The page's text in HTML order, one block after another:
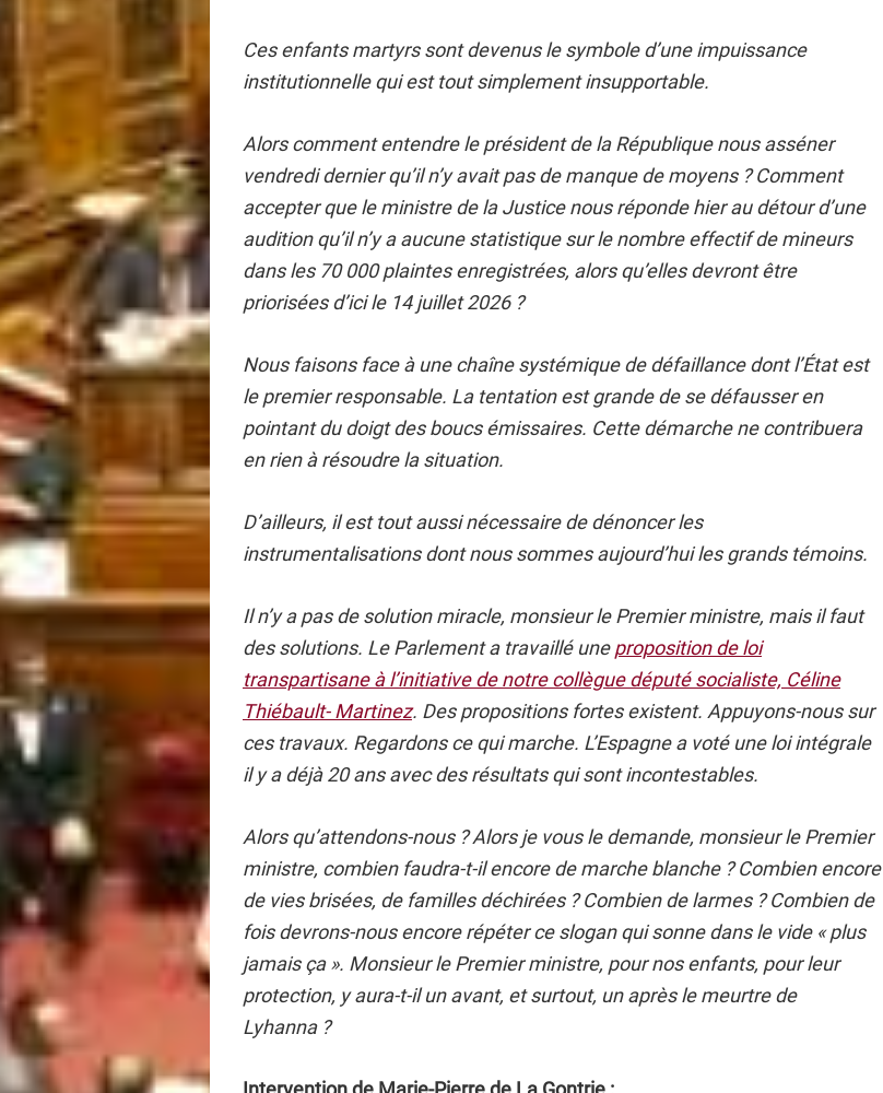
Ces enfants martyrs sont devenus le symbole d’une impuissance
institutionnelle qui est tout simplement insupportable.
Alors comment entendre le président de la République nous asséner
vendredi dernier qu’il n’y avait pas de manque de moyens ? Comment
accepter que le ministre de la Justice nous réponde hier au détour d’une
audition qu’il n’y a aucune statistique sur le nombre effectif de mineurs
dans les 70 000 plaintes enregistrées, alors qu’elles devront être
priorisées d’ici le 14 juillet 2026 ?
Nous faisons face à une chaîne systémique de défaillance dont l’État est
le premier responsable. La tentation est grande de se défausser en
pointant du doigt des boucs émissaires. Cette démarche ne contribuera
en rien à résoudre la situation.
D’ailleurs, il est tout aussi nécessaire de dénoncer les
instrumentalisations dont nous sommes aujourd’hui les grands témoins.
Il n’y a pas de solution miracle, monsieur le Premier ministre, mais il faut
des solutions. Le Parlement a travaillé uneproposition de loi
transpartisane à l’initiative de notre collègue député socialiste, Céline
Thiébault- Martinez. Des propositions fortes existent. Appuyons-nous sur
ces travaux. Regardons ce qui marche. L’Espagne a voté une loi intégrale
il y a déjà 20 ans avec des résultats qui sont incontestables.
Alors qu’attendons-nous ? Alors je vous le demande, monsieur le Premier
ministre, combien faudra-t-il encore de marche blanche ? Combien encore
de vies brisées, de familles déchirées ? Combien de larmes ? Combien de
fois devrons-nous encore répéter ce slogan qui sonne dans le vide « plus
jamais ça ». Monsieur le Premier ministre, pour nos enfants, pour leur
protection, y aura-t-il un avant, et surtout, un après le meurtre de
Lyhanna ?